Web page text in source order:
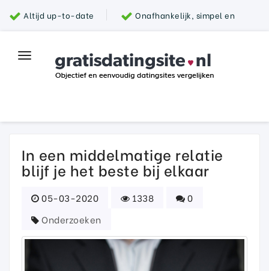
Altijd up-to-date Onafhankelijk, simpel en
Top datingsite
Parship
Toggle
navigation
In een middelmatige relatie
blijf je het beste bij elkaar
05-03-2020 1338
0
Onderzoeken